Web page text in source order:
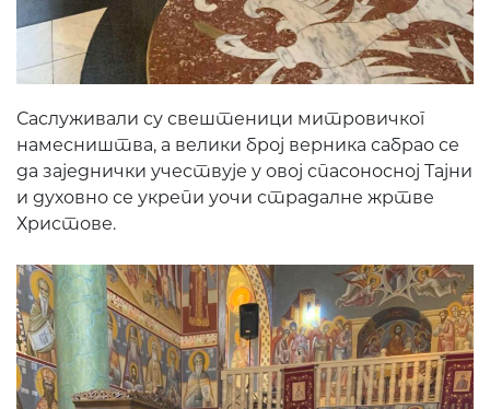
Саслуживали су свештеници митровичког
намесништва, а велики број верника сабрао се
да заједнички учествује у овој спасоносној Тајни
и духовно се укрепи уочи страдалне жртве
Христове.